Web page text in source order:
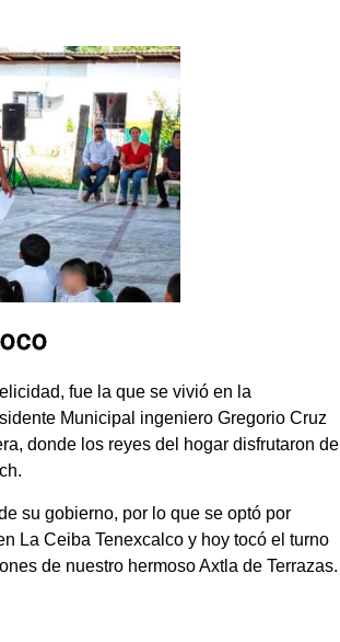
fue la que se vivió en la
Municipal ingeniero Gregorio Cruz
donde los reyes del hogar disfrutaron de
su gobierno, por lo que se optó por
La Ceiba Tenexcalco y hoy tocó el turno
de nuestro hermoso Axtla de Terrazas.